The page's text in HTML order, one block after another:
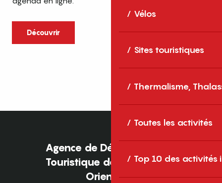
Vélos
Sites touristiques
Thermalisme,
Toutes les activités
Top 10 des activités
Découvrir
Entre mer Méditerranée, villages de
caractère et grands espaces naturels, les
Pyrénées-Orientales sont une destination
idéale pour partager des moments en
famille tout au long...
Agence de Développement
Touristique des Pyrénées-
Orientales